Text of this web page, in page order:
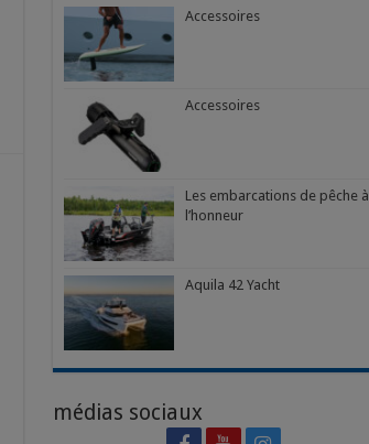
Accessoires
Accessoires
Les embarcations de pêche à
l’honneur
Aquila 42 Yacht
médias sociaux